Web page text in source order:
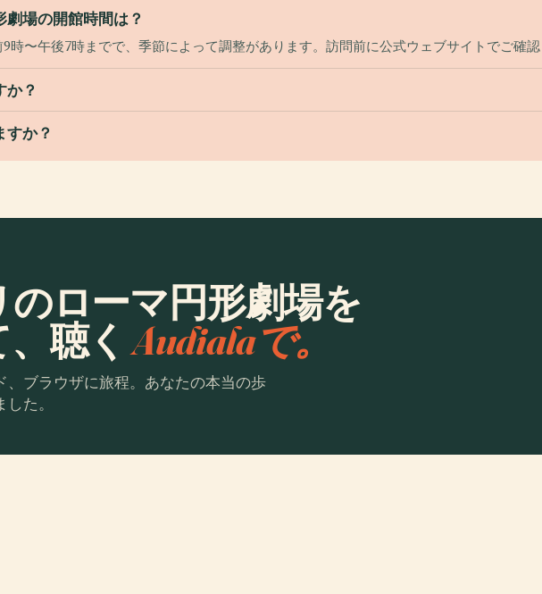
場の開館時間は？
時〜午後7時までで、季節によって調整があります。訪問前に公式ウェブサイトでご確認
か？
すか？
のローマ円形劇場を
、聴くAudialaで。
、ブラウザに旅程。あなたの本当の歩
た。